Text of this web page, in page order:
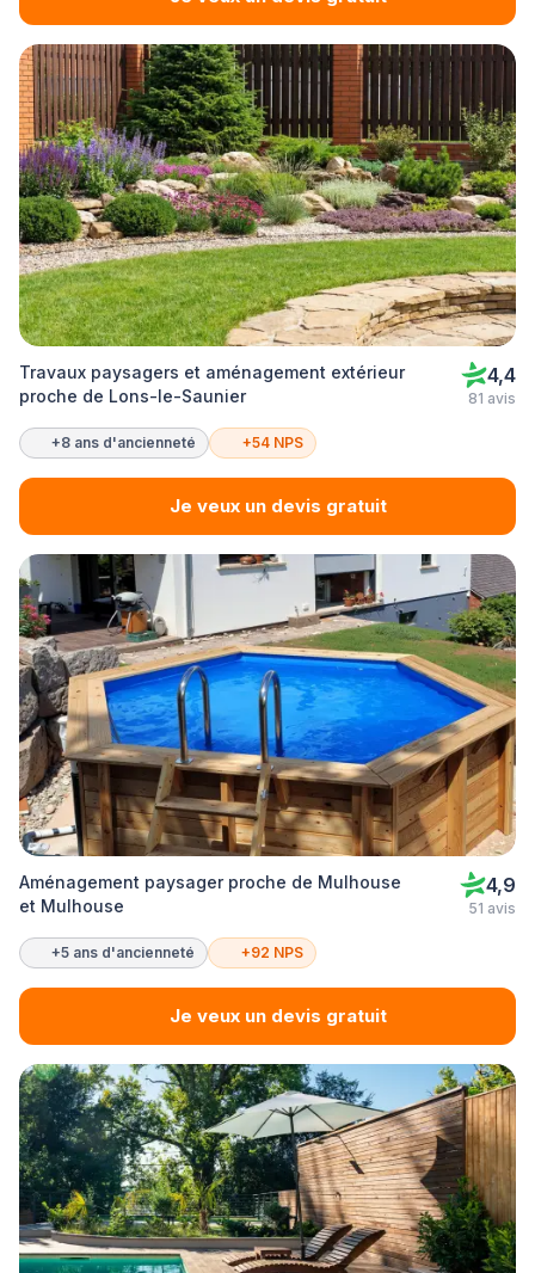
Travaux paysagers et aménagement extérieur
proche de Lons-le-Saunier
4,4
81 avis
+8 ans d'ancienneté +54 NPS
Je veux un devis gratuit
Aménagement paysager proche de Mulhouse
et Mulhouse
4,9
51 avis
+5 ans d'ancienneté +92 NPS
Je veux un devis gratuit